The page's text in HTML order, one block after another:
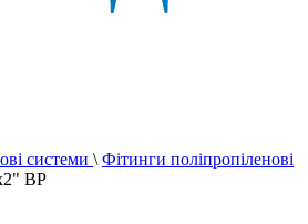
системи \ Фітинги поліпропіленові
ВР